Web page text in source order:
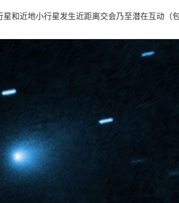
和近地小行星发生近距离交会乃至潜在互动（